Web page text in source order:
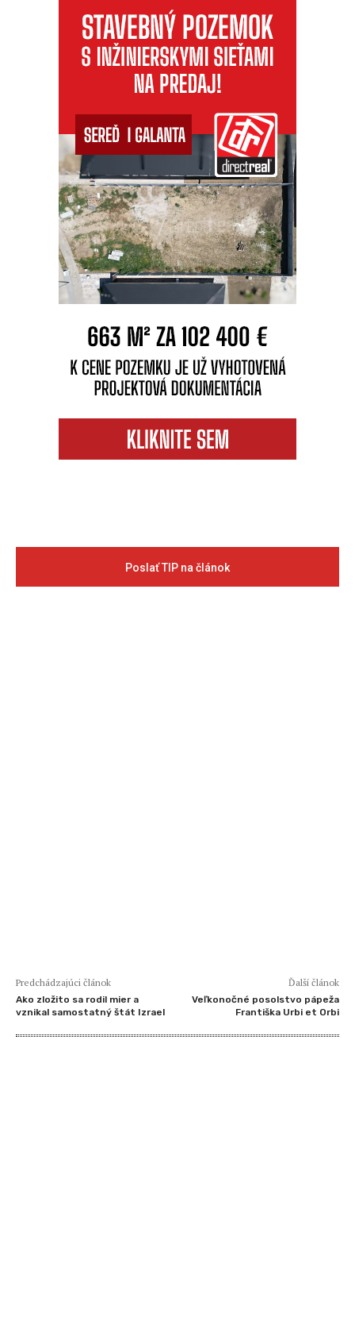
Poslať TIP na článok
Predchádzajúci článok
Ako zložito sa rodil mier a
vznikal samostatný štát Izrael
Ďalší článok
Veľkonočné posolstvo pápeža
Františka Urbi et Orbi